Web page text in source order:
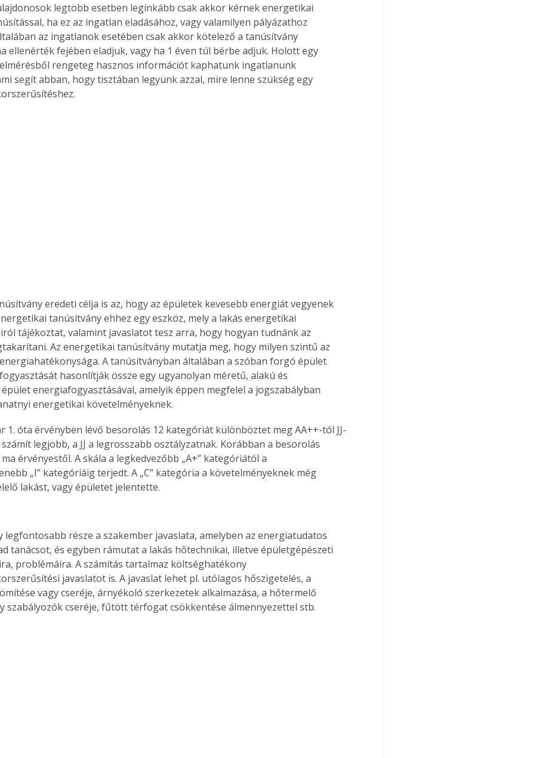
legtöbb esetben leginkább csak akkor kérnek energetikai
ha ez az ingatlan eladásához, vagy valamilyen pályázathoz
az ingatlanok esetében csak akkor kötelező a tanúsítvány
ellenérték fejében eladjuk, vagy ha 1 éven túl bérbe adjuk. Holott egy
rengeteg hasznos információt kaphatunk ingatlanunk
segít abban, hogy tisztában legyünk azzal, mire lenne szükség egy
eredeti célja is az, hogy az épületek kevesebb energiát vegyenek
tanúsítvány ehhez egy eszköz, mely a lakás energetikai
tájékoztat, valamint javaslatot tesz arra, hogy hogyan tudnánk az
Az energetikai tanúsítvány mutatja meg, hogy milyen szintű az
A tanúsítványban általában a szóban forgó épület
hasonlítják össze egy ugyanolyan méretű, alakú és
energiafogyasztásával, amelyik éppen megfelel a jogszabályban
energetikai követelményeknek.
1. óta érvényben lévő besorolás 12 kategóriát különböztet meg AA++-tól JJ-
számít legjobb, a JJ a legrosszabb osztályzatnak. Korábban a besorolás
érvényestől. A skála a legkedvezőbb „A+” kategóriától a
„I” kategóriáig terjedt. A „C” kategória a követelményeknek még
lakást, vagy épületet jelentette.
legfontosabb része a szakember javaslata, amelyben az energiatudatos
tanácsot, és egyben rámutat a lakás hőtechnikai, illetve épületgépészeti
problémáira. A számítás tartalmaz költséghatékony
javaslatot is. A javaslat lehet pl. utólagos hőszigetelés, a
vagy cseréje, árnyékoló szerkezetek alkalmazása, a hőtermelő
szabályozók cseréje, fűtött térfogat csökkentése álmennyezettel stb.